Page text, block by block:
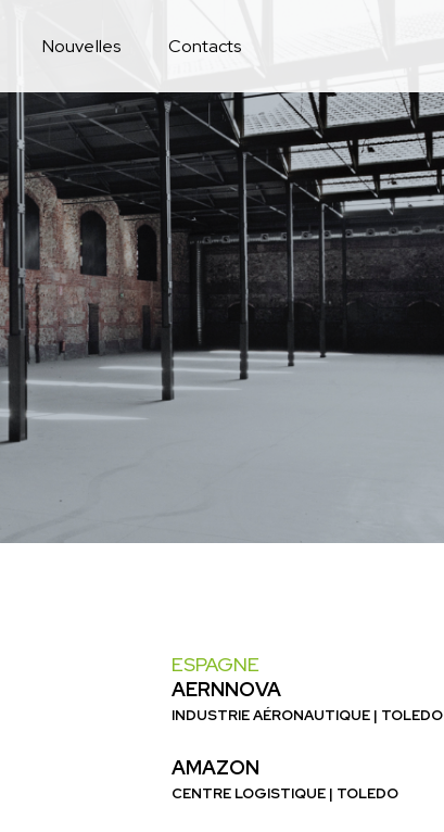
Nouvelles Contacts
ESPAGNE
AERNNOVA
INDUSTRIE AÉRONAUTIQUE | TOLEDO
AMAZON
CENTRE LOGISTIQUE | TOLEDO